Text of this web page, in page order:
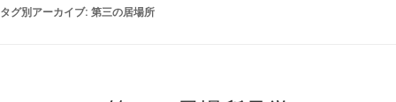
タグ別アーカイブ: 第三の居場所